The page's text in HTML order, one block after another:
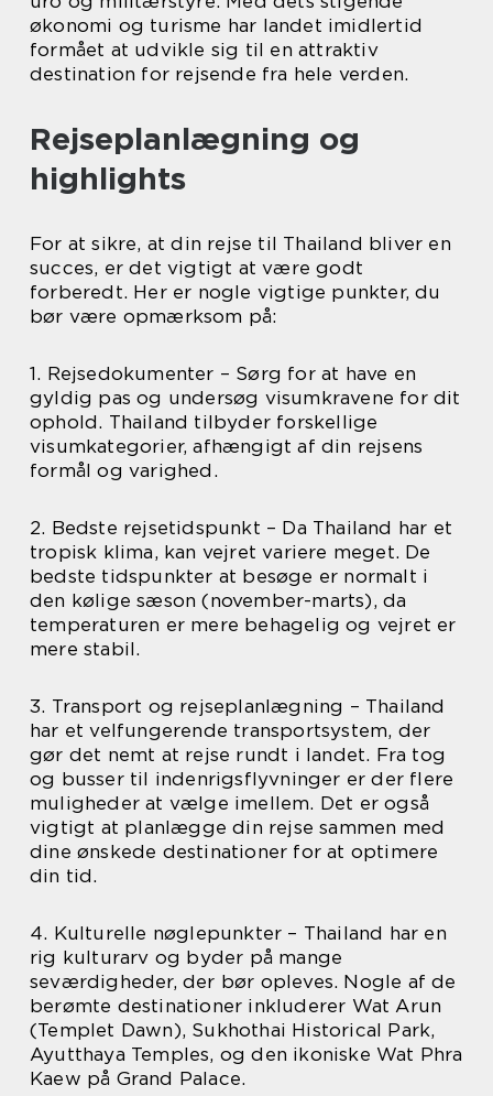
økonomi og turisme har landet imidlertid
formået at udvikle sig til en attraktiv
destination for rejsende fra hele verden.
Rejseplanlægning og
highlights
For at sikre, at din rejse til Thailand bliver en
succes, er det vigtigt at være godt
forberedt. Her er nogle vigtige punkter, du
bør være opmærksom på:
1. Rejsedokumenter – Sørg for at have en
gyldig pas og undersøg visumkravene for dit
ophold. Thailand tilbyder forskellige
visumkategorier, afhængigt af din rejsens
formål og varighed.
2. Bedste rejsetidspunkt – Da Thailand har et
tropisk klima, kan vejret variere meget. De
bedste tidspunkter at besøge er normalt i
den kølige sæson (november-marts), da
temperaturen er mere behagelig og vejret er
mere stabil.
3. Transport og rejseplanlægning – Thailand
har et velfungerende transportsystem, der
gør det nemt at rejse rundt i landet. Fra tog
og busser til indenrigsflyvninger er der flere
muligheder at vælge imellem. Det er også
vigtigt at planlægge din rejse sammen med
dine ønskede destinationer for at optimere
din tid.
4. Kulturelle nøglepunkter – Thailand har en
rig kulturarv og byder på mange
seværdigheder, der bør opleves. Nogle af de
berømte destinationer inkluderer Wat Arun
(Templet Dawn), Sukhothai Historical Park,
Ayutthaya Temples, og den ikoniske Wat Phra
Kaew på Grand Palace.